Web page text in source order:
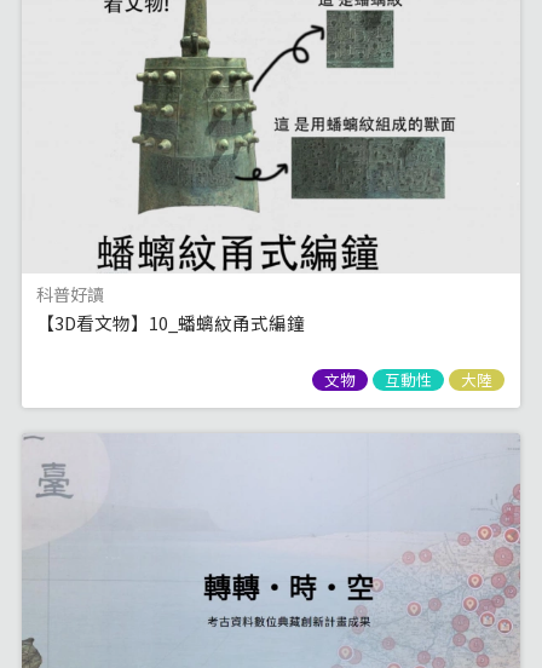
科普好讀
【3D看文物】10_蟠螭紋甬式編鐘
文物 互動性 大陸